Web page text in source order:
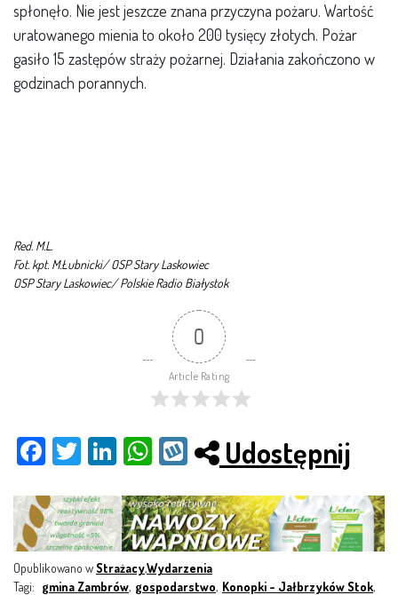
spłonęło. Nie jest jeszcze znana przyczyna pożaru. Wartość
uratowanego mienia to około 200 tysięcy złotych. Pożar
gasiło 15 zastępów straży pożarnej. Działania zakończono w
godzinach porannych.
Red. M.L.
Fot. kpt. M.Łubnicki/ OSP Stary Laskowiec
OSP Stary Laskowiec/ Polskie Radio Białystok
0
Article Rating
Fac
ok
Twit
Link
n
Wh
App
Wy
Udostępnij
Opublikowano w Strażacy,Wydarzenia
Tagi: gmina Zambrów, gospodarstwo, Konopki - Jałbrzyków Stok,